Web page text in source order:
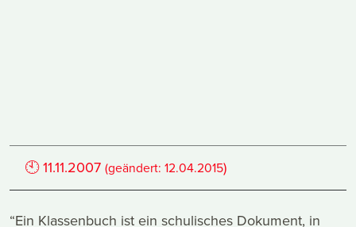
🕙11.11.2007 (geändert:12.04.2015)
“Ein Klassenbuch ist ein schulisches Dokument, in